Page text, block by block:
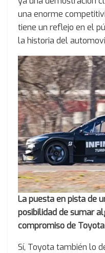
una enorme
tiene un reflejo en el
la historia del
La puesta en pista de
posibilidad de sumar
compromiso de
Sí, Toyota también lo